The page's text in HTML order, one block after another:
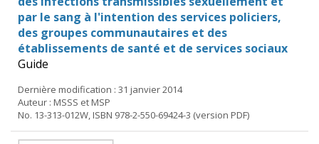
par le sang à l'intention des services policiers,
des groupes communautaires et des
établissements de santé et de services sociaux
Guide
Dernière modification : 31 janvier 2014
Auteur : MSSS et MSP
No. 13-313-012W, ISBN 978-2-550-69424-3 (version PDF)